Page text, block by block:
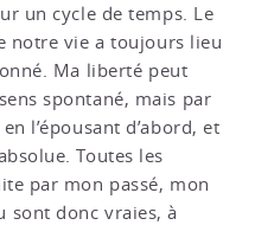
un cycle de temps. Le
notre vie a toujours lieu
Ma liberté peut
spontané, mais par
l’épousant d’abord, et
Toutes les
par mon passé, mon
sont donc vraies, à